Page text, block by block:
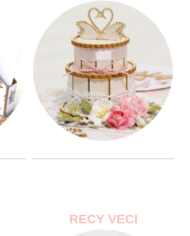
RECY VECI